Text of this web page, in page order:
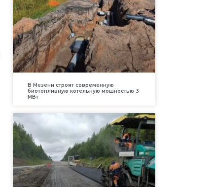
В Мезени строят современную
биотопливную котельную мощностью 3
МВт